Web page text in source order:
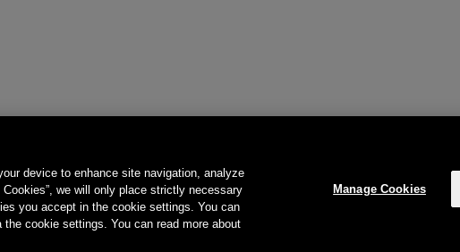
device to enhance site navigation, analyze
we will only place strictly necessary
you accept in the cookie settings. You can
cookie settings. You can read more about
Manage Cookies